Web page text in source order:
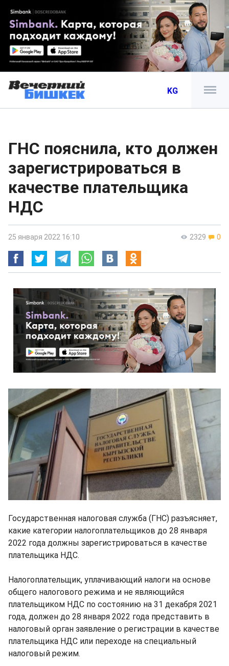
KG
ГНС пояснила, кто должен
зарегистрироваться в
качестве плательщика
НДС
2329 0
25 января 2022 16:10
Государственная налоговая служба (ГНС) разъясняет,
какие категории налогоплательщиков до 28 января
2022 года должны зарегистрироваться в качестве
плательщика НДС.
Налогоплательщик, уплачивающий налоги на основе
общего налогового режима и не являющийся
плательщиком НДС по состоянию на 31 декабря 2021
года, должен до 28 января 2022 года представить в
налоговый орган заявление о регистрации в качестве
плательщика НДС или переходе на специальный
налоговый режим.